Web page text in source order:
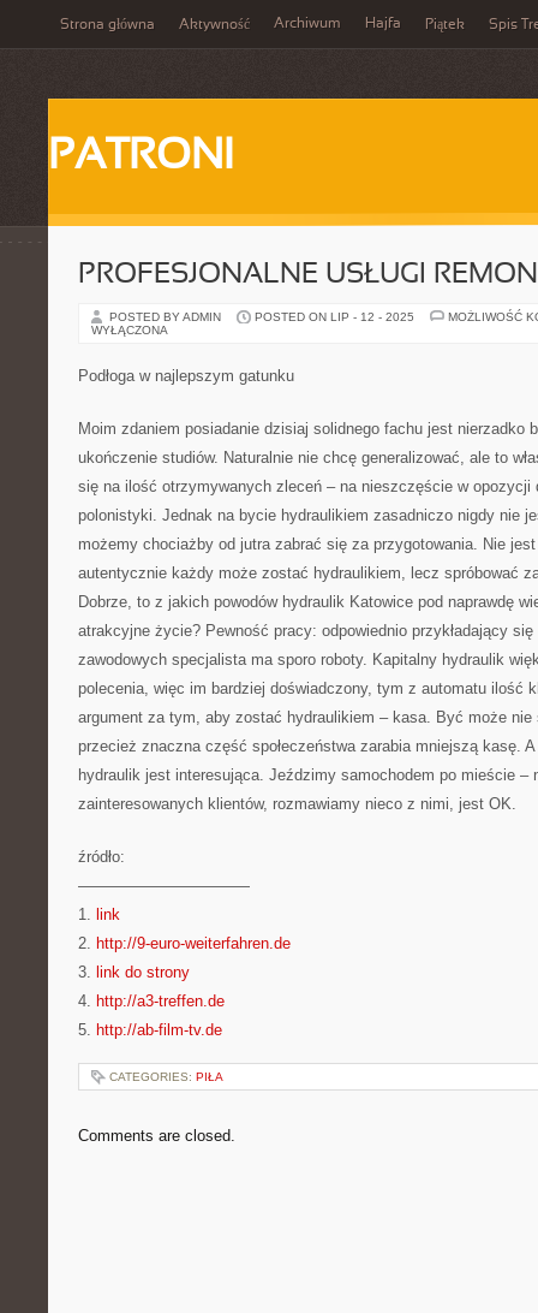
Strona główna Aktywność Archiwum Hajfa Piątek Spis
PATRONI
PROFESJONALNE USŁUGI
POSTED BY ADMIN POSTED ON LIP - 12 - 2025
MOŻLIWOŚĆ
WYŁĄCZONA
Podłoga w najlepszym gatunku
Moim zdaniem posiadanie dzisiaj solidnego fachu jest nierzadko
ukończenie studiów. Naturalnie nie chcę generalizować, ale to
się na ilość otrzymywanych zleceń – na nieszczęście w opozycji
polonistyki. Jednak na bycie hydraulikiem zasadniczo nigdy nie
możemy chociażby od jutra zabrać się za przygotowania. Nie
autentycznie każdy może zostać hydraulikiem, lecz spróbować
Dobrze, to z jakich powodów hydraulik Katowice pod naprawdę
atrakcyjne życie? Pewność pracy: odpowiednio przykładający się
zawodowych specjalista ma sporo roboty. Kapitalny hydraulik
polecenia, więc im bardziej doświadczony, tym z automatu ilość
argument za tym, aby zostać hydraulikiem – kasa. Być może nie
przecież znaczna część społeczeństwa zarabia mniejszą kasę.
hydraulik jest interesująca. Jeździmy samochodem po mieście –
zainteresowanych klientów, rozmawiamy nieco z nimi, jest OK.
źródło:
———————————
1. link
2. http://9-euro-weiterfahren.de
3. link do strony
4. http://a3-treffen.de
5. http://ab-film-tv.de
CATEGORIES: PIŁA
Comments are closed.